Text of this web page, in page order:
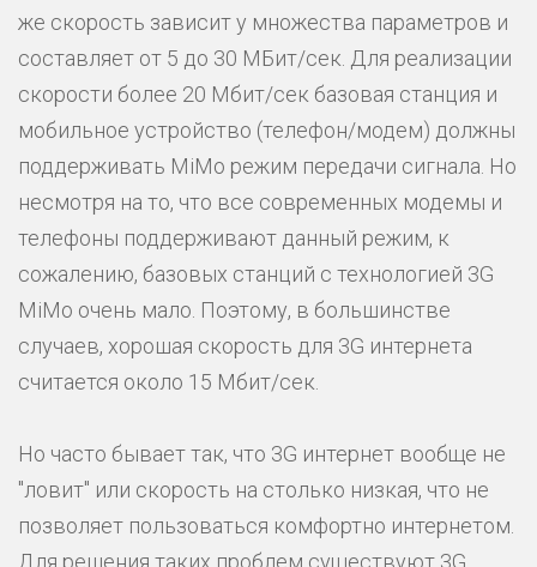
же скорость зависит у множества параметров и
составляет от 5 до 30 МБит/сек. Для реализации
скорости более 20 Мбит/сек базовая станция и
мобильное устройство (телефон/модем) должны
поддерживать MiMo режим передачи сигнала. Но
несмотря на то, что все современных модемы и
телефоны поддерживают данный режим, к
сожалению, базовых станций с технологией 3G
MiMo очень мало. Поэтому, в большинстве
случаев, хорошая скорость для 3G интернета
считается около 15 Мбит/сек.
Но часто бывает так, что 3G интернет вообще не
"ловит" или скорость на столько низкая, что не
позволяет пользоваться комфортно интернетом.
Для решения таких проблем существуют 3G